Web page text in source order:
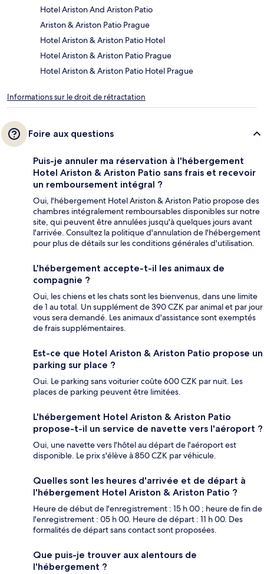
Hotel Ariston And Ariston Patio
Ariston & Ariston Patio Prague
Hotel Ariston & Ariston Patio Hotel
Hotel Ariston & Ariston Patio Prague
Hotel Ariston & Ariston Patio Hotel Prague
Informations sur le droit de rétractation
Foire aux questions
Puis-je annuler ma réservation à l'hébergement
Hotel Ariston & Ariston Patio sans frais et recevoir
un remboursement intégral ?
Oui, l'hébergement Hotel Ariston & Ariston Patio propose des
chambres intégralement remboursables disponibles sur notre
site, qui peuvent être annulées jusqu'à quelques jours avant
l'arrivée. Consultez la politique d'annulation de l'hébergement
pour plus de détails sur les conditions générales d'utilisation.
L'hébergement accepte-t-il les animaux de
compagnie ?
Oui, les chiens et les chats sont les bienvenus, dans une limite
de 1 au total. Un supplément de 390 CZK par animal et par jour
vous sera demandé. Les animaux d'assistance sont exemptés
de frais supplémentaires.
Est-ce que Hotel Ariston & Ariston Patio propose un
parking sur place ?
Oui. Le parking sans voiturier coûte 600 CZK par nuit. Les
places de parking peuvent être limitées.
L'hébergement Hotel Ariston & Ariston Patio
propose-t-il un service de navette vers l'aéroport ?
Oui, une navette vers l'hôtel au départ de l'aéroport est
disponible. Le prix s'élève à 850 CZK par véhicule.
Quelles sont les heures d'arrivée et de départ à
l'hébergement Hotel Ariston & Ariston Patio ?
Heure de début de l'enregistrement : 15 h 00 ; heure de fin de
l'enregistrement : 05 h 00. Heure de départ : 11 h 00. Des
formalités de départ sans contact sont proposées.
Que puis-je trouver aux alentours de
l'hébergement ?